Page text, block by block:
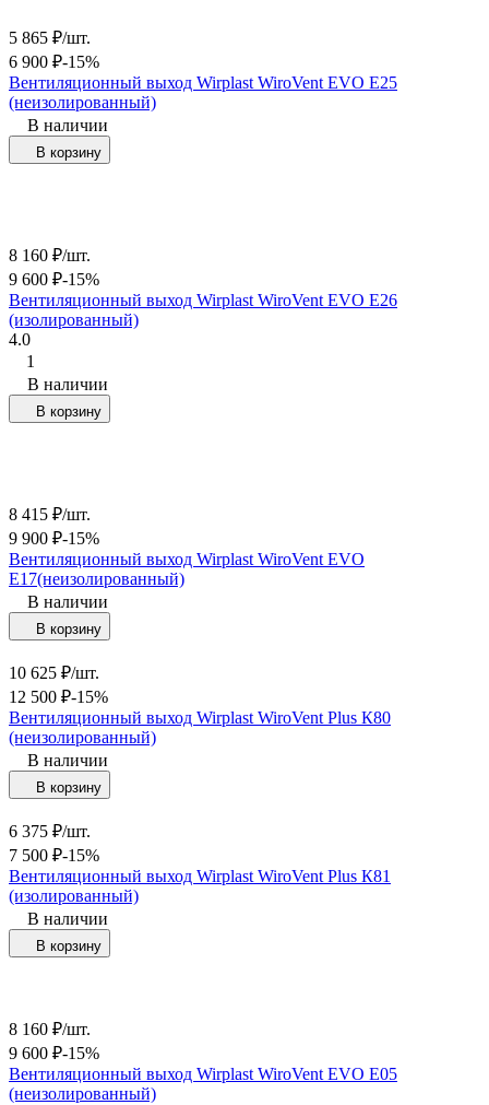
5 865 ₽/шт.
6 900 ₽-15%
Вентиляционный выход Wirplast WiroVent EVO Е25
(неизолированный)
В наличии
В корзину
8 160 ₽/шт.
9 600 ₽-15%
Вентиляционный выход Wirplast WiroVent EVO Е26
(изолированный)
4.0
1
В наличии
В корзину
8 415 ₽/шт.
9 900 ₽-15%
Вентиляционный выход Wirplast WiroVent EVO
Е17(неизолированный)
В наличии
В корзину
10 625 ₽/шт.
12 500 ₽-15%
Вентиляционный выход Wirplast WiroVent Plus К80
(неизолированный)
В наличии
В корзину
6 375 ₽/шт.
7 500 ₽-15%
Вентиляционный выход Wirplast WiroVent Plus К81
(изолированный)
В наличии
В корзину
8 160 ₽/шт.
9 600 ₽-15%
Вентиляционный выход Wirplast WiroVent EVO Е05
(неизолированный)